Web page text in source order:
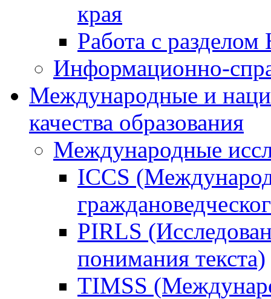
края
Работа с
Информационно-
Международные и
качества образования
Международные
ICCS
PIRLS
понимания текста)
TIMSS